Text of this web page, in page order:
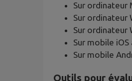
Sur ordinateur
Sur ordinateur
Sur ordinateur
Sur mobile
Sur mobile
Outils pour